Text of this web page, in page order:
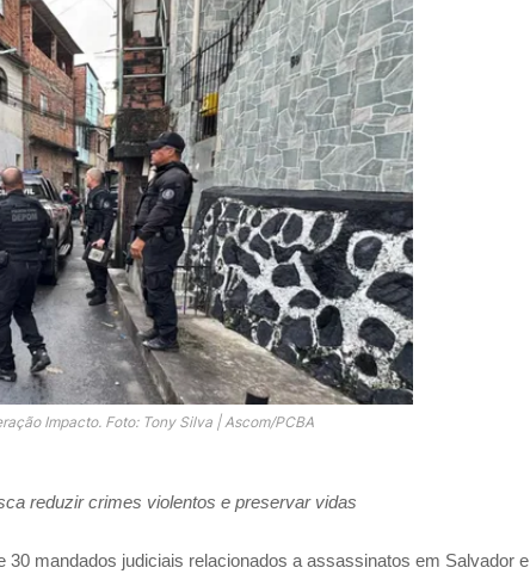
Impacto. Foto: Tony Silva | Ascom/PCBA
reduzir crimes violentos e preservar vidas
mandados judiciais relacionados a assassinatos em Salvador e